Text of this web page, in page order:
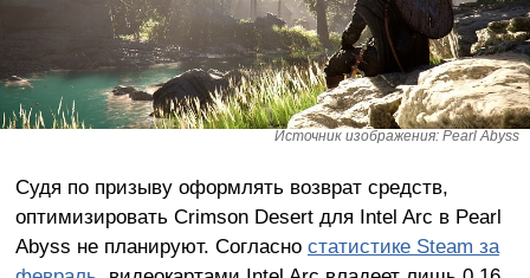
Источник изображения: Pearl Abyss
Судя по призыву оформлять возврат средств,
оптимизировать Crimson Desert для Intel Arc в Pearl
Abyss не планируют. Согласно статистике Steam за